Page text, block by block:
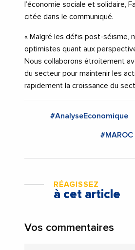
l’économie sociale et solidaire,
citée dans le communiqué.
« Malgré les défis post-séisme,
optimistes quant aux
Nous collaborons étroitement
du secteur pour maintenir les
rapidement la croissance du
#AnalyseEconomique
#MAROC
RÉAGISSEZ
à cet article
Vos commentaires